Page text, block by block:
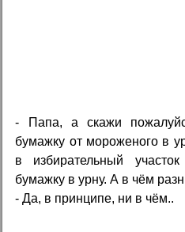
- Папа, а скажи
бумажку от мороженого в
в избирательный
бумажку в урну. А в чём
- Да, в принципе, ни в чём..